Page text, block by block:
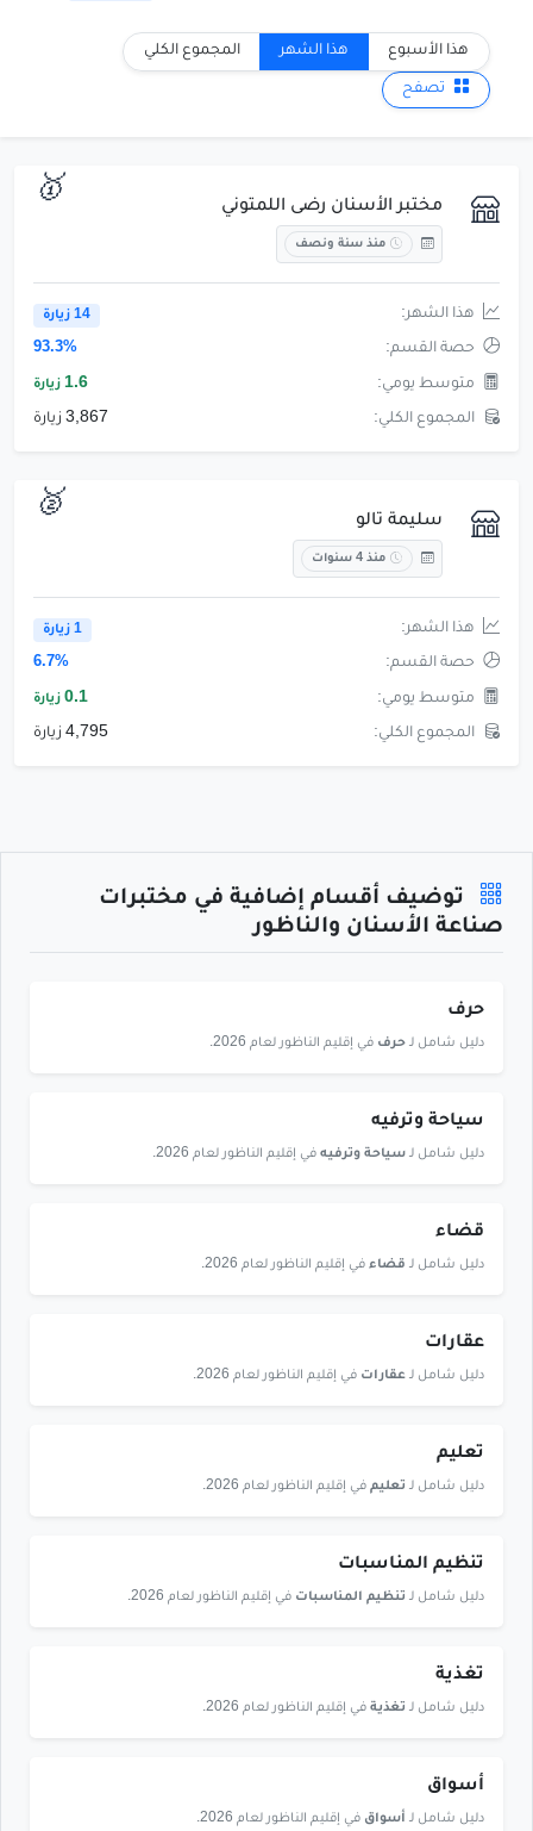
هذا الأسبوع هذا الشهر المجموع الكلي
تصفح
🥇 مختبر الأسنان رضى اللمتوني
منذ سنة ونصف
هذا الشهر: 14 زيارة
حصة القسم: 93.3%
متوسط يومي: 1.6 زيارة
المجموع الكلي: 3,867 زيارة
🥈 سليمة تالو
منذ 4 سنوات
هذا الشهر: 1 زيارة
حصة القسم: 6.7%
متوسط يومي: 0.1 زيارة
المجموع الكلي: 4,795 زيارة
توضيف أقسام إضافية في مختبرات
صناعة الأسنان والناظور
حرف
دليل شامل لـ حرف في إقليم الناظور لعام 2026.
سياحة وترفيه
دليل شامل لـ سياحة وترفيه في إقليم الناظور لعام 2026.
قضاء
دليل شامل لـ قضاء في إقليم الناظور لعام 2026.
عقارات
دليل شامل لـ عقارات في إقليم الناظور لعام 2026.
تعليم
دليل شامل لـ تعليم في إقليم الناظور لعام 2026.
تنظيم المناسبات
دليل شامل لـ تنظيم المناسبات في إقليم الناظور لعام 2026.
تغذية
دليل شامل لـ تغذية في إقليم الناظور لعام 2026.
أسواق
دليل شامل لـ أسواق في إقليم الناظور لعام 2026.